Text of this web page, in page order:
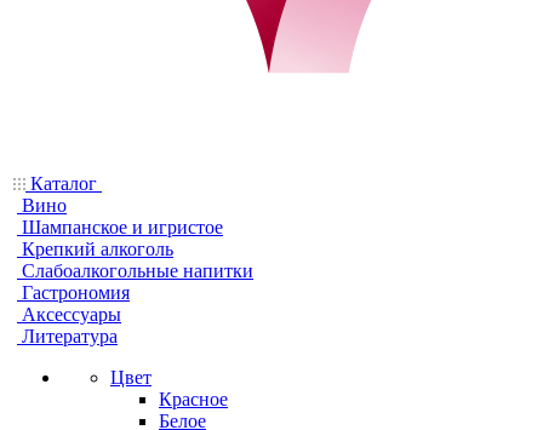
Каталог
Вино
Шампанское и игристое
Крепкий алкоголь
Слабоалкогольные напитки
Гастрономия
Аксессуары
Литература
Цвет
Красное
Белое